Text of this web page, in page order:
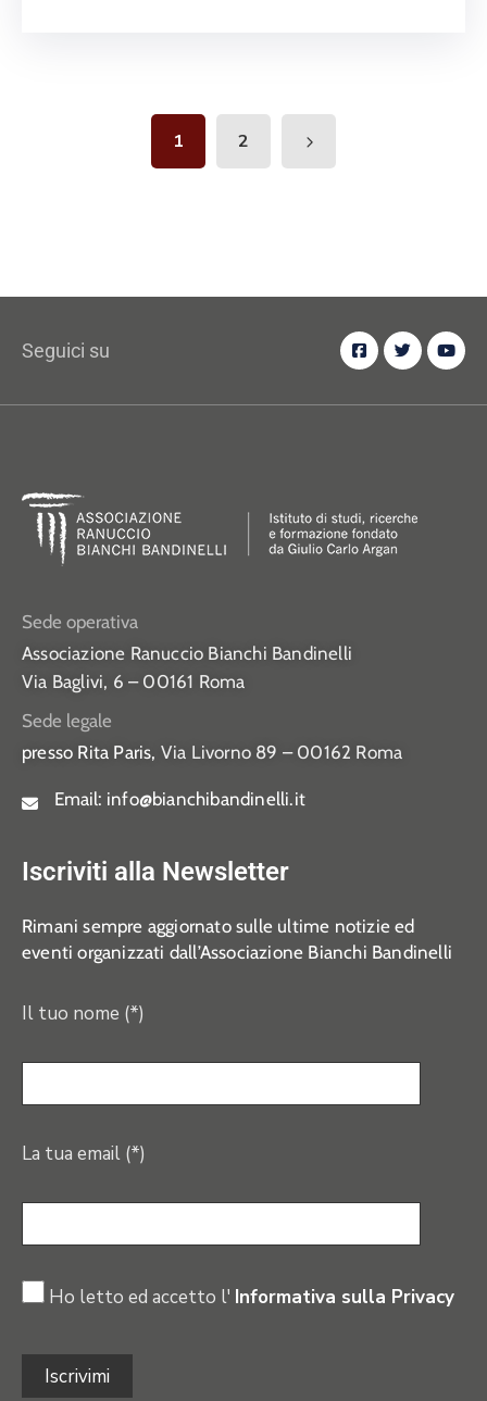
1 2
Seguici su
Sede operativa
Associazione Ranuccio Bianchi Bandinelli
Via Baglivi, 6 – 00161 Roma
Sede legale
presso Rita Paris, Via Livorno 89 – 00162 Roma
Email: info@bianchibandinelli.it
Iscriviti alla Newsletter
Rimani sempre aggiornato sulle ultime notizie ed
eventi organizzati dall’Associazione Bianchi Bandinelli
Il tuo nome (*)
La tua email (*)
Ho letto ed accetto l' Informativa sulla Privacy